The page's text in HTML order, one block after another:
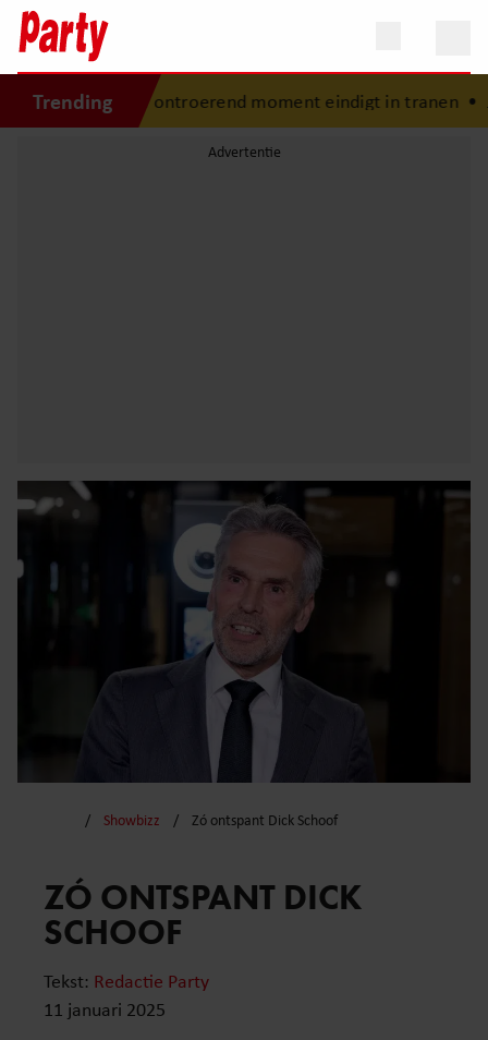
Trending
ontroerend moment eindigt in tranen•Jan Smit
Showbizz Zó ontspant Dick Schoof
ZÓ ONTSPANT DICK
SCHOOF
Tekst: Redactie Party
11 januari 2025